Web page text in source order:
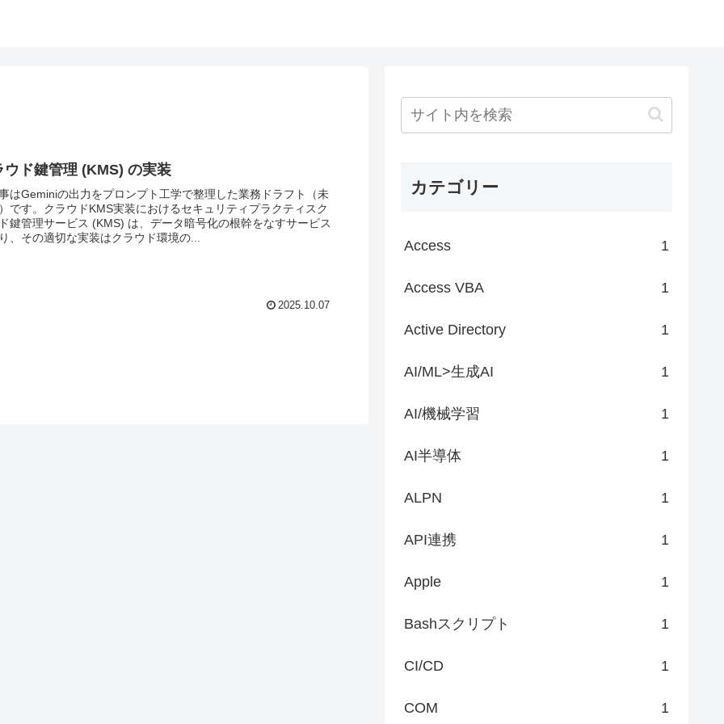
ウド鍵管理 (KMS) の実装
はGeminiの出力をプロンプト工学で整理した業務ドラフト（未
です。クラウドKMS実装におけるセキュリティプラクティスク
鍵管理サービス (KMS) は、データ暗号化の根幹をなすサービス
、その適切な実装はクラウド環境の...
2025.10.07
カテゴリー
Access 1
Access VBA 1
Active Directory 1
AI/ML>生成AI 1
AI/機械学習 1
AI半導体 1
ALPN 1
API連携 1
Apple 1
Bashスクリプト 1
CI/CD 1
COM 1